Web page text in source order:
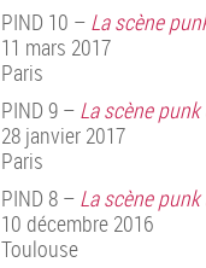
PIND 10 – La scène
11 mars 2017
Paris
PIND 9 – La scène
28 janvier 2017
Paris
PIND 8 – La scène punk
10 décembre 2016
Toulouse